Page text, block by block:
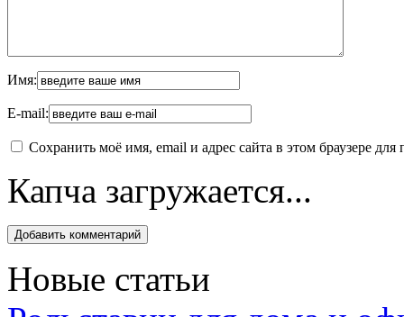
Имя:
E-mail:
Сохранить моё имя, email и адрес сайта в этом браузере
Капча загружается...
Новые статьи